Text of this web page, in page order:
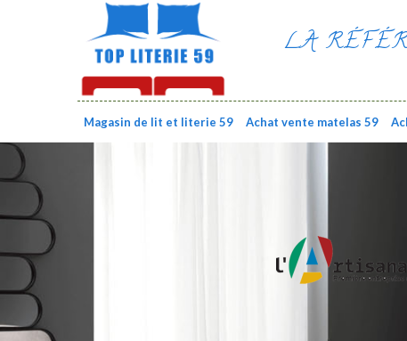
LA
Magasin de lit et literie 59 Achat vente matelas 59